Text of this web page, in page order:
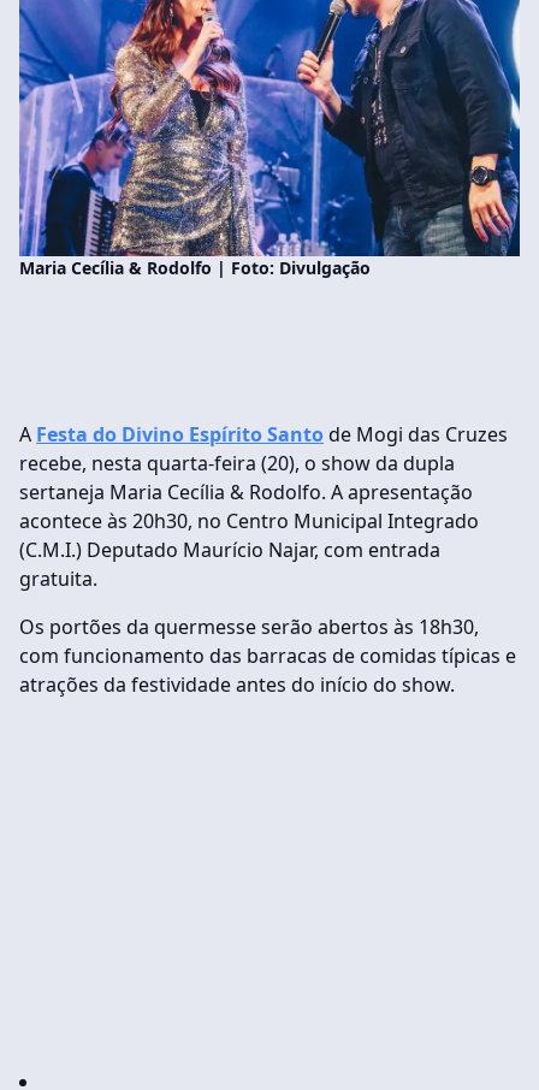
Maria Cecília & Rodolfo | Foto: Divulgação
A Festa do Divino Espírito Santode Mogi das Cruzes
recebe, nesta quarta-feira (20), o show da dupla
sertaneja Maria Cecília & Rodolfo. A apresentação
acontece às 20h30, no Centro Municipal Integrado
(C.M.I.) Deputado Maurício Najar, com entrada
gratuita.
Os portões da quermesse serão abertos às 18h30,
com funcionamento das barracas de comidas típicas e
atrações da festividade antes do início do show.